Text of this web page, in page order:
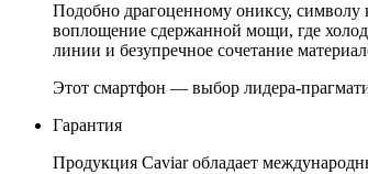
Подобно драгоценному ониксу, символу
воплощение сдержанной мощи, где
линии и безупречное сочетание
Этот смартфон — выбор лидера-
Гарантия
Продукция Caviar обладает